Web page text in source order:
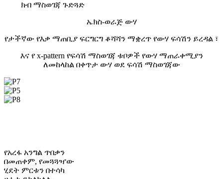
ክብ ማስወገጃ ጉድጓድ
ኤክስ-ወራጅ ውሃ
የታችኛው የእቃ ማጠቢያ ፍርግርግ ቆሻሻን ማቋረጥ የውሃ ፍሳሽን ይረዳል ፣
እና የ x-pattern የፍሳሽ ማስወገጃ ቱቦዎች የውሃ ማጠራቀሚያን
ለመከላከል በቀጥታ ውሃ ወደ ፍሳሽ ማስወገጃው
የአረፋ አንግል ጥበቃን
በመጠቀም, የመጓጓዣው
ሂደት ምርቱን በተሳካ